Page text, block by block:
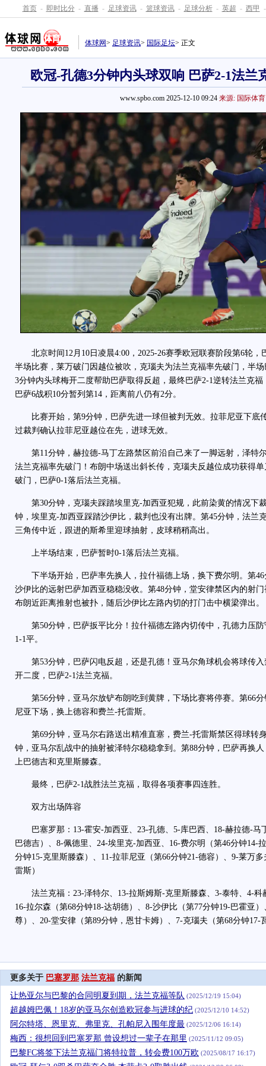
首页 - 即时比分 - 直播 - 足球资讯 - 篮球资讯 - 足球分析 - 英超 - 西甲 -
体球网> 足球资讯> 国际足坛> 正文
欧冠-孔德3分钟内头球双响 巴萨2-1法兰
www.spbo.com 2025-12-10 09:24 来源: 国际体育
北京时间12月10日凌晨4:00，2025-26赛季欧冠联赛阶段第6轮，
半场比赛，莱万破门因越位被吹，克瑙夫为法兰克福率先破门，半
3分钟内头球梅开二度帮助巴萨取得反超，最终巴萨2-1逆转法兰克
巴萨6战积10分暂列第14，距离前八仍有2分。
比赛开始，第9分钟，巴萨先进一球但被判无效。拉菲尼亚下底
过裁判确认拉菲尼亚越位在先，进球无效。
第11分钟，赫拉德-马丁左路禁区前沿自己来了一脚远射，泽特
法兰克福率先破门！布朗中场送出斜长传，克瑙夫反越位成功获得
破门，巴萨0-1落后法兰克福。
第30分钟，克瑙夫踩踏埃里克-加西亚犯规，此前染黄的情况下
钟，埃里克-加西亚踩踏沙伊比，裁判也没有出牌。第45分钟，法兰
三角传中近，跟进的斯希里迎球抽射，皮球稍稍高出。
上半场结束，巴萨暂时0-1落后法兰克福。
下半场开始，巴萨率先换人，拉什福德上场，换下费尔明。第46
沙伊比的远射巴萨加西亚稳稳没收。第48分钟，堂安律禁区内的射
布朗近距离推射也被扑，随后沙伊比左路内切的打门击中横梁弹出。
第50分钟，巴萨扳平比分！拉什福德左路内切传中，孔德力压防
1-1平。
第53分钟，巴萨闪电反超，还是孔德！亚马尔角球机会将球传入
开二度，巴萨2-1法兰克福。
第56分钟，亚马尔放铲布朗吃到黄牌，下场比赛将停赛。第66分
尼亚下场，换上德容和费兰-托雷斯。
第69分钟，亚马尔右路送出精准直塞，费兰-托雷斯禁区得球转
钟，亚马尔乱战中的抽射被泽特尔稳稳拿到。第88分钟，巴萨再换
上巴德吉和克里斯滕森。
最终，巴萨2-1战胜法兰克福，取得各项赛事四连胜。
双方出场阵容
巴塞罗那：13-霍安-加西亚、23-孔德、5-库巴西、18-赫拉德-马
巴德吉）、8-佩德里、24-埃里克-加西亚、16-费尔明（第46分钟14-
分钟15-克里斯滕森）、11-拉菲尼亚（第66分钟21-德容）、9-莱万
雷斯）
法兰克福：23-泽特尔、13-拉斯姆斯-克里斯滕森、3-泰特、4-科
16-拉尔森（第68分钟18-达胡德）、8-沙伊比（第77分钟19-巴霍亚
尊）、20-堂安律（第89分钟，恩甘卡姆）、7-克瑙夫（第68分钟17-
更多关于 巴塞罗那 法兰克福 的新闻
让热亚尔与巴黎的合同明夏到期，法兰克福等队 (2025/12/19 15:04)
超越姆巴佩！18岁的亚马尔创造欧冠参与进球的纪 (2025/12/10 14:52)
阿尔特塔、恩里克、弗里克、孔帕尼入围年度最 (2025/12/06 16:14)
梅西：很想回到巴塞罗那 曾设想过一辈子在那里 (2025/11/12 09:05)
巴黎FC将签下法兰克福门将特拉普，转会费100万欧 (2025/08/17 16:17)